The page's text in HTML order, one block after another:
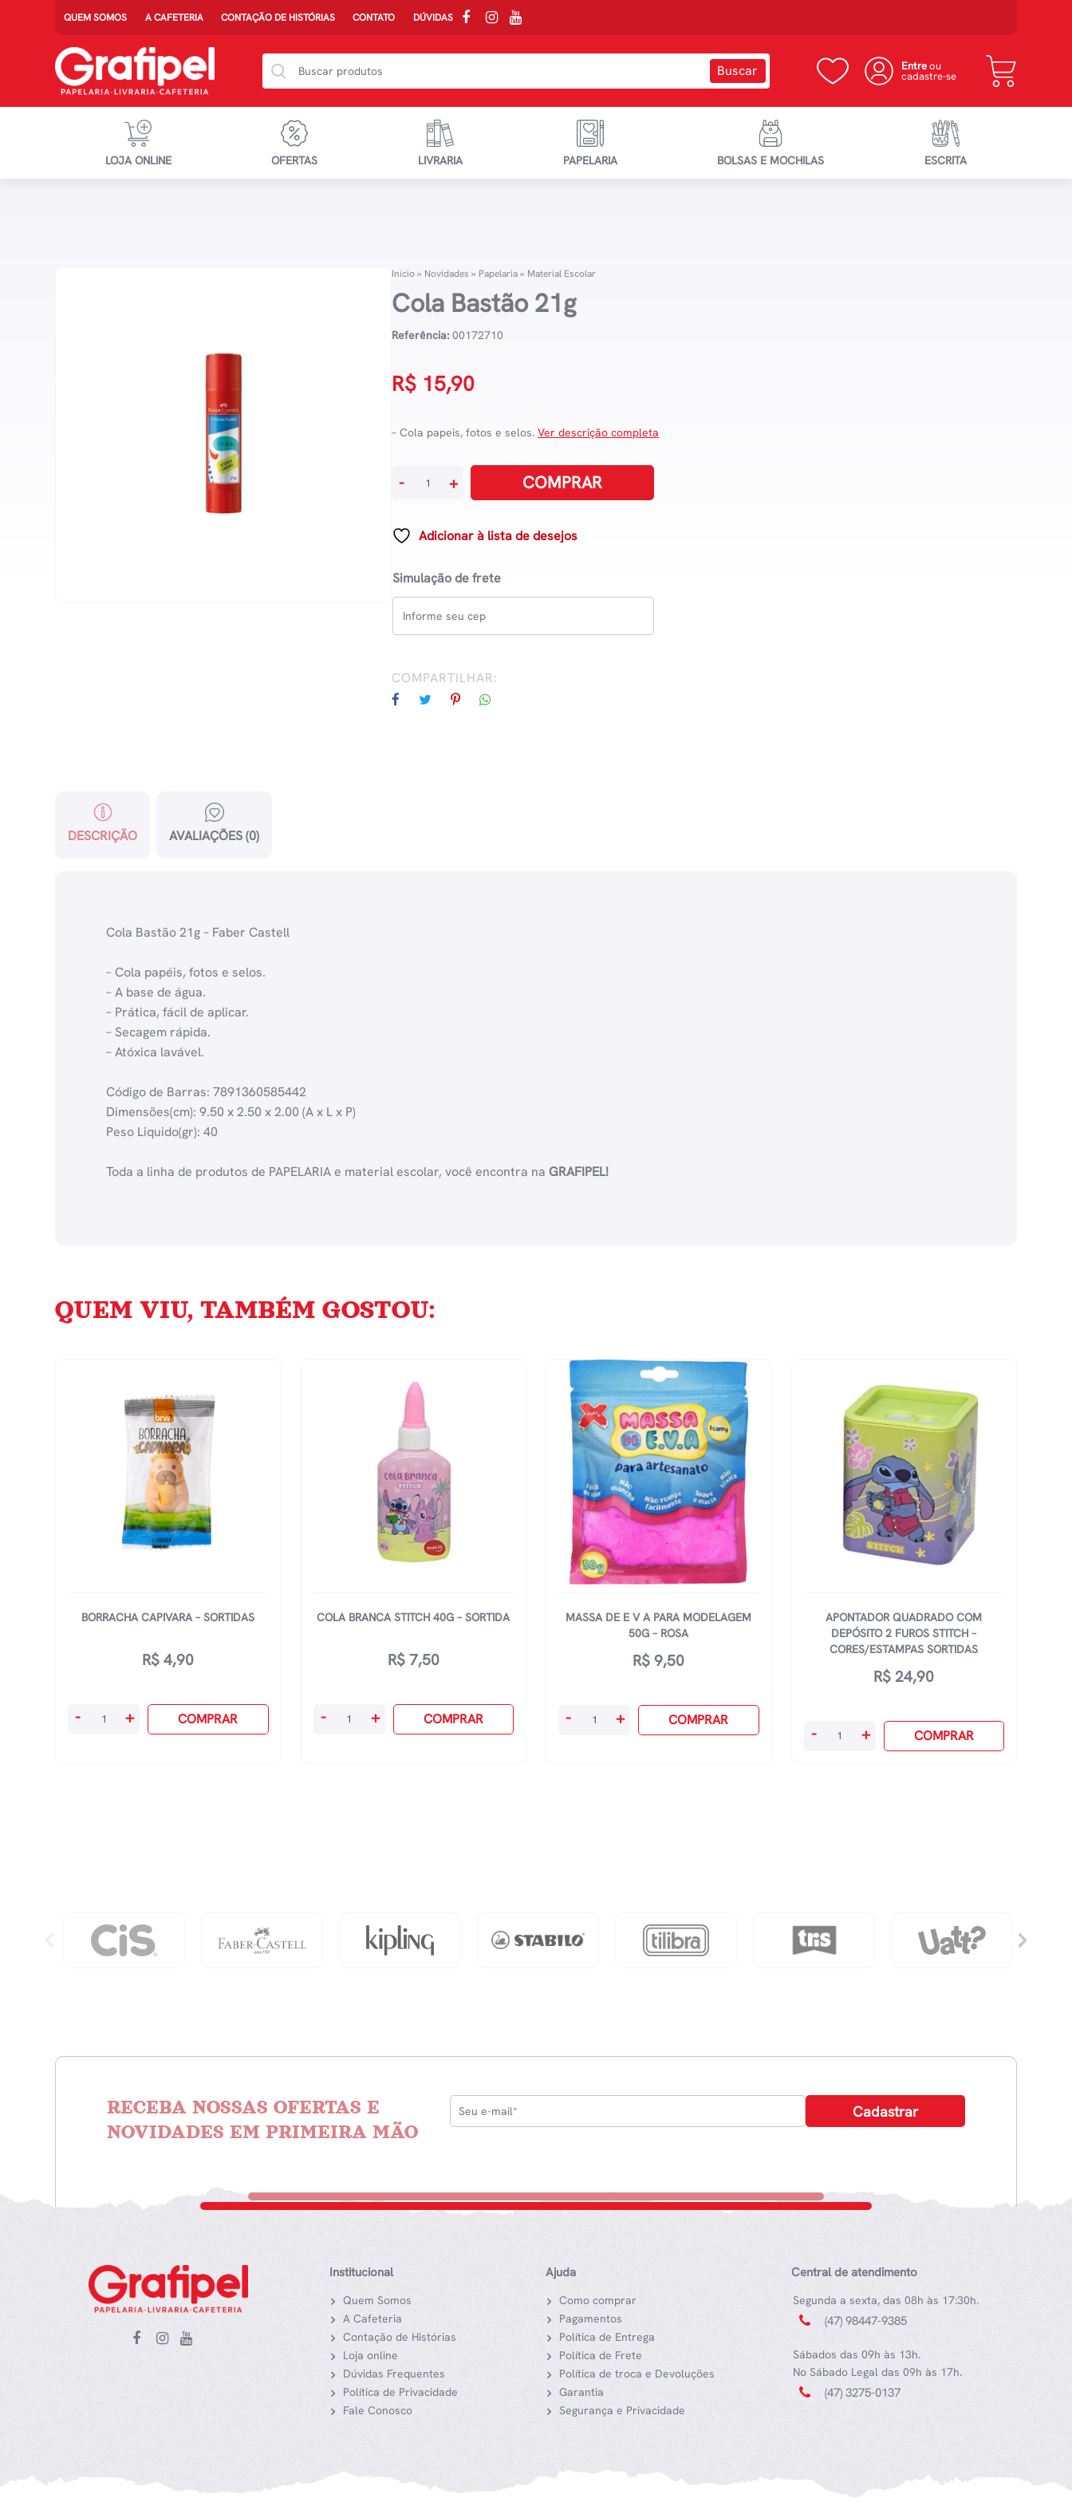
QUEM SOMOS A CAFETERIA CONTAÇÃO DE HISTÓRIAS CONTATO DÚVIDAS
Entreou
cadastre-se
LOJA ONLINE OFERTAS LIVRARIA PAPELARIA BOLSAS E MOCHILAS ESCRITA
Início» Novidades » Papelaria» Material Escolar
Cola Bastão 21g
Referência: 00172710
R$ 15,90
– Cola papeis, fotos e selos.Ver descrição completa
quantidade
- + COMPRAR
Adicionar à lista de desejos
Simulação de frete
COMPARTILHAR:
DESCRIÇÃO AVALIAÇÕES (0)
Cola Bastão 21g – Faber Castell
– Cola papéis, fotos e selos.
– A base de água.
– Prática, fácil de aplicar.
– Secagem rápida.
– Atóxica lavável.
Código de Barras: 7891360585442
Dimensões(cm): 9.50 x 2.50 x 2.00 (A x L x P)
Peso Liquido(gr): 40
Toda a linha de produtos de PAPELARIA e material escolar, você encontra na GRAFIPEL!
QUEM VIU, TAMBÉM GOSTOU:
BORRACHA CAPIVARA – SORTIDAS
R$ 4,90
Borracha
- + COMPRAR
COLA BRANCA STITCH 40G – SORTIDA
R$7,50
Cola
- + COMPRAR
MASSA DE E V A PARA MODELAGEM
50G – ROSA
R$ 9,50
Massa
- + COMPRAR
APONTADOR QUADRADO COM
DEPÓSITO 2 FUROS STITCH –
CORES/ESTAMPAS SORTIDAS
R$ 24,90
Apontador
quantidade
- + COMPRAR
RECEBA NOSSAS OFERTAS E
NOVIDADES EM PRIMEIRA MÃO
Institucional
Quem Somos
A Cafeteria
Contação de Histórias
Loja online
Dúvidas Frequentes
Política de Privacidade
Fale Conosco
Ajuda
Como comprar
Pagamentos
Política de Entrega
Política de Frete
Política de troca e Devoluções
Garantia
Segurança e Privacidade
Central de atendimento
Segunda a sexta, das 08h às 17:30h.
(47) 98447-9385
Sábados das 09h às 13h.
No Sábado Legal das 09h às 17h.
(47) 3275-0137